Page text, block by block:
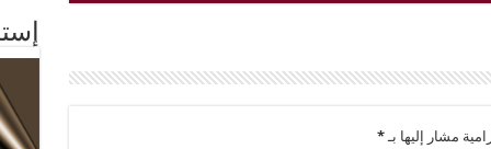
مشار إليها بـ*